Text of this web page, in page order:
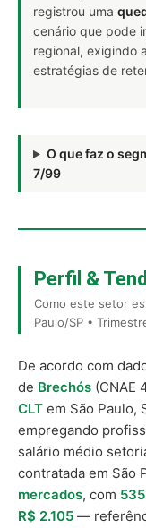
registrou uma
cenário que pode
regional, exigindo
estratégias de
O que faz o
7/99
Perfil &
Como este setor
Paulo/SP •
De acordo com
de Brechós (CNAE
CLT em São Paulo,
empregando
salário médio
contratada em São
mercados, com
R$ 2.105 —